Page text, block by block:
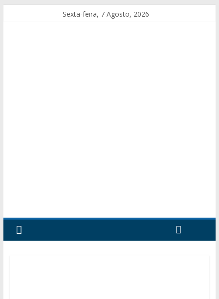
Sexta-feira, 7 Agosto, 2026